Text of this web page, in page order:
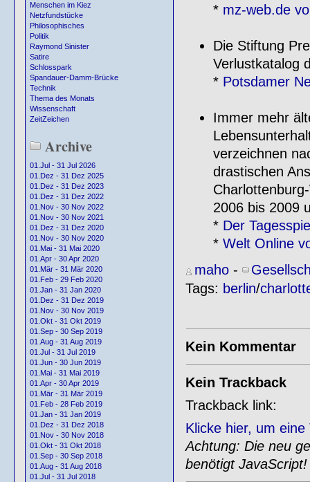
Menschen im Kiez
Netzfundstücke
Philosophisches
Politik
Raymond Sinister
Satire
Schlosspark
Spandauer-Damm-Brücke
Technik
Thema des Monats
Wissenschaft
ZeitZeichen
Archive
01.Jul - 31 Jul 2026
01.Dez - 31 Dez 2025
01.Dez - 31 Dez 2023
01.Dez - 31 Dez 2022
01.Nov - 30 Nov 2022
01.Nov - 30 Nov 2021
01.Dez - 31 Dez 2020
01.Nov - 30 Nov 2020
01.Mai - 31 Mai 2020
01.Apr - 30 Apr 2020
01.Mär - 31 Mär 2020
01.Feb - 29 Feb 2020
01.Jan - 31 Jan 2020
01.Dez - 31 Dez 2019
01.Nov - 30 Nov 2019
01.Okt - 31 Okt 2019
01.Sep - 30 Sep 2019
01.Aug - 31 Aug 2019
01.Jul - 31 Jul 2019
01.Jun - 30 Jun 2019
01.Mai - 31 Mai 2019
01.Apr - 30 Apr 2019
01.Mär - 31 Mär 2019
01.Feb - 28 Feb 2019
01.Jan - 31 Jan 2019
01.Dez - 31 Dez 2018
01.Nov - 30 Nov 2018
01.Okt - 31 Okt 2018
01.Sep - 30 Sep 2018
01.Aug - 31 Aug 2018
01.Jul - 31 Jul 2018
* mz-web.de
Die Stiftung
Verlustkatalog
* Potsdamer
Immer mehr
verzeichnen
drastischen
2006 bis 2009
* Der
* Welt Online
maho-
Tags: berlin/
Kein Kommentar
Kein Trackback
Trackback link:
Klicke hier, um
Achtung: Die neu
benötigt JavaScript!